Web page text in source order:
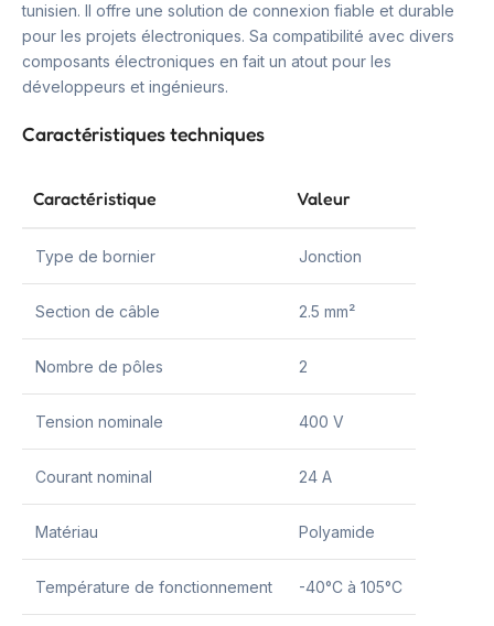
tunisien. Il offre une solution de connexion fiable et durable
pour les projets électroniques. Sa compatibilité avec divers
composants électroniques en fait un atout pour les
développeurs et ingénieurs.
Caractéristiques techniques
Caractéristique Valeur
Type de bornier Jonction
Section de câble 2.5 mm²
Nombre de pôles 2
Tension nominale 400 V
Courant nominal 24 A
Matériau Polyamide
Température de fonctionnement -40°C à 105°C